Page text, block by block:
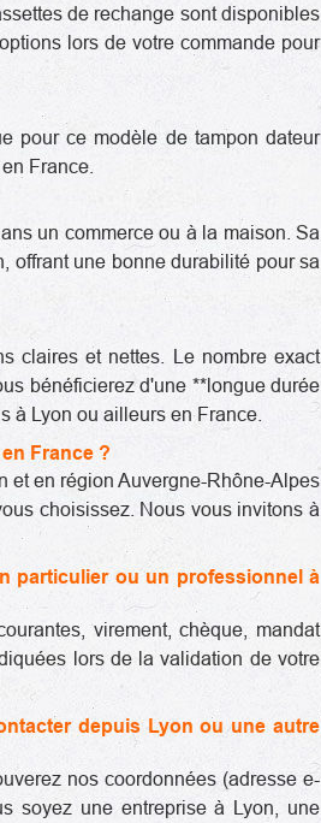
de rechange sont disponibles
lors de votre commande pour
pour ce modèle de tampon dateur
France.
un commerce ou à la maison. Sa
offrant une bonne durabilité pour sa
claires et nettes. Le nombre exact
bénéficierez d'une **longue durée
à Lyon ou ailleurs en France.
France ?
et en région Auvergne-Rhône-Alpes
choisissez. Nous vous invitons à
particulier ou un professionnel à
virement, chèque, mandat
lors de la validation de votre
depuis Lyon ou une autre
nos coordonnées (adresse e-
soyez une entreprise à Lyon, une